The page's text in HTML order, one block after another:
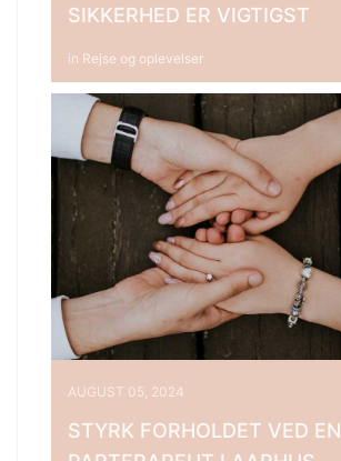
SIKKERHED ER VIGTIGST
in Rejse og oplevelser
AUGUST 05, 2024
STYRK FORHOLDET VED EN